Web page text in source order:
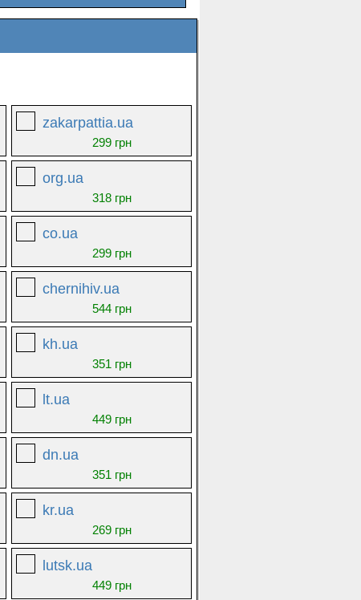
zakarpattia.ua
299 грн
org.ua
318 грн
co.ua
299 грн
chernihiv.ua
544 грн
kh.ua
351 грн
lt.ua
449 грн
dn.ua
351 грн
kr.ua
269 грн
lutsk.ua
449 грн